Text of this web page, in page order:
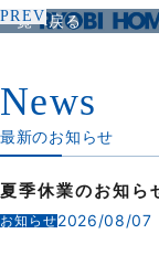
PREV
一覧へ戻る
News
最新のお知らせ
夏季休業のお知ら
お知らせ2026/08/07